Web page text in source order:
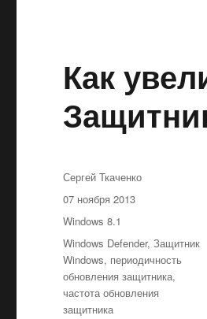
Как
Автор
Сергей Ткаченко
Опубликовано
07 ноября 2013
Рубрики
Windows 8.1
Метки
Windows Defender,Защитник
Windows, периодичность
обновления защитника,
частота обновления
защитника